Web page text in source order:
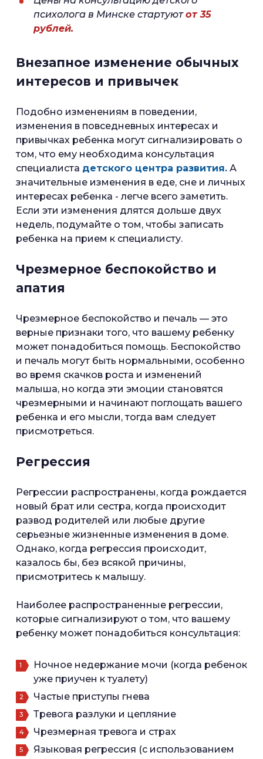
психолога в Минске стартуютот 35
рублей.
Внезапное изменение обычных
интересов и привычек
Подобно изменениям в поведении,
изменения в повседневных интересах и
привычках ребенка могут сигнализировать о
том, что ему необходима консультация
специалиста детского центра развития. А
значительные изменения в еде, сне и личных
интересах ребенка - легче всего заметить.
Если эти изменения длятся дольше двух
недель, подумайте о том, чтобы записать
ребенка на прием к специалисту.
Чрезмерное беспокойство и
апатия
Чрезмерное беспокойство и печаль — это
верные признаки того, что вашему ребенку
может понадобиться помощь. Беспокойство
и печаль могут быть нормальными, особенно
во время скачков роста и изменений
малыша, но когда эти эмоции становятся
чрезмерными и начинают поглощать вашего
ребенка и его мысли, тогда вам следует
присмотреться.
Регрессия
Регрессии распространены, когда рождается
новый брат или сестра, когда происходит
развод родителей или любые другие
серьезные жизненные изменения в доме.
Однако, когда регрессия происходит,
казалось бы, без всякой причины,
присмотритесь к малышу.
Наиболее распространенные регрессии,
которые сигнализируют о том, что вашему
ребенку может понадобиться консультация:
Ночное недержание мочи (когда ребенок
уже приучен к туалету)
Частые приступы гнева
Тревога разлуки и цепляние
Чрезмерная тревога и страх
Языковая регрессия (с использованием